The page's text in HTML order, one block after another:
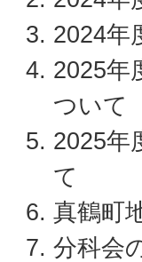
2024年
2025年
ついて
2025年
て
真鶴町
分科会